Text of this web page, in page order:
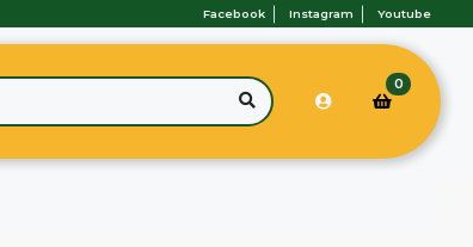
Facebook Instagram Youtube
0